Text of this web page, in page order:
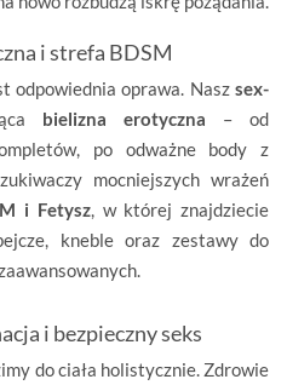
i strefa BDSM
odpowiednia oprawa. Nasz sex-
bielizna erotyczna – od
po odważne body z
mocniejszych wrażeń
i Fetysz, w której znajdziecie
kneble oraz zestawy do
i bezpieczny seks
do ciała holistycznie. Zdrowie